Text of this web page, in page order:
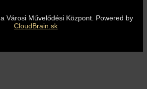
Városi Művelődési Központ. Powered by
CloudBrain.sk